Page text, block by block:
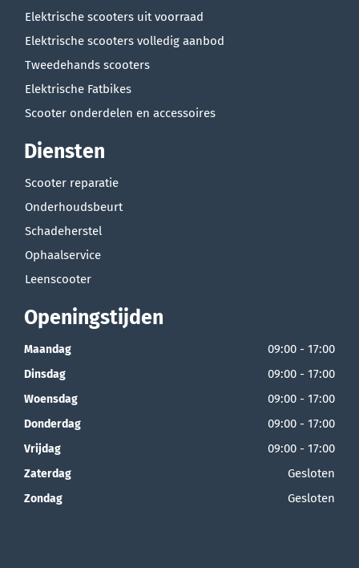
Elektrische scooters uit voorraad
Elektrische scooters volledig aanbod
Tweedehands scooters
Elektrische Fatbikes
Scooter onderdelen en accessoires
Diensten
Scooter reparatie
Onderhoudsbeurt
Schadeherstel
Ophaalservice
Leenscooter
Openingstijden
Maandag 09:00 - 17:00
Dinsdag 09:00 - 17:00
Woensdag 09:00 - 17:00
Donderdag 09:00 - 17:00
Vrijdag 09:00 - 17:00
Zaterdag Gesloten
Zondag Gesloten